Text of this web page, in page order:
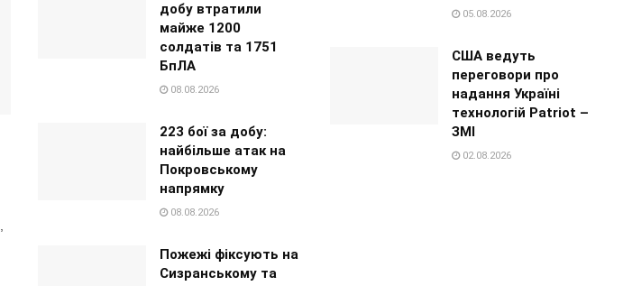
добу втратили
майже 1200
солдатів та 1751
БпЛА
08.08.2026
223 бої за добу:
найбільше атак на
Покровському
напрямку
08.08.2026
Пожежі фіксують на
Сизранському та
05.08.2026
США ведуть
переговори про
надання Україні
технологій Patriot –
ЗМІ
02.08.2026